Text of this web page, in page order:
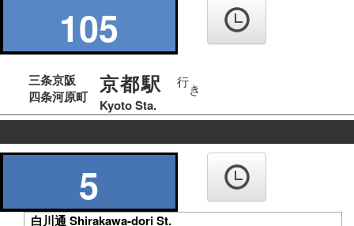
105
三条京阪
四条河原町
京都駅 行き
Kyoto Sta.
の
5
白川通 Shirakawa-dori St.